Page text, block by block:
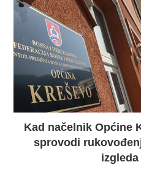
Kad načelnik Općine
sprovodi